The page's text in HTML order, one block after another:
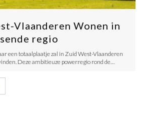
Vlaanderen Wonen in
regio
een totaalplaatje zal in Zuid West-Vlaanderen
Deze ambitieuze powerregio rond de…